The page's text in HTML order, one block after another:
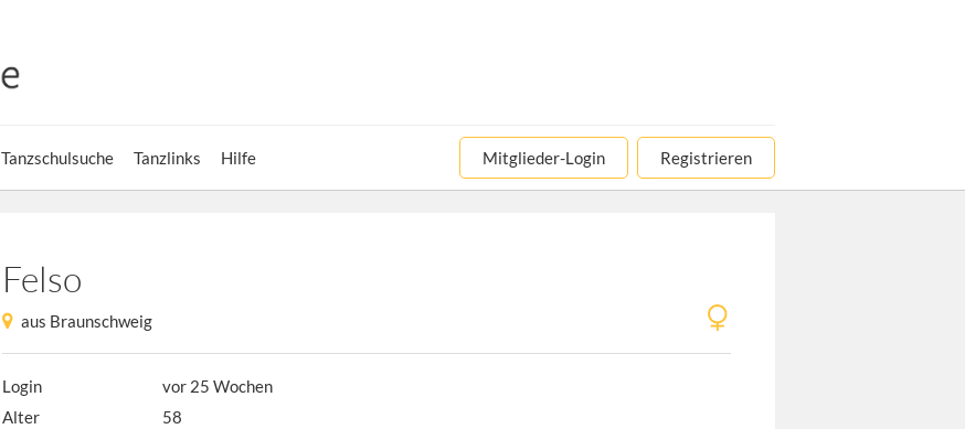
Tanzschulsuche Tanzlinks Hilfe Mitglieder-Login Registrieren
Felso
aus Braunschweig
Login
vor 25 Wochen
Alter
58